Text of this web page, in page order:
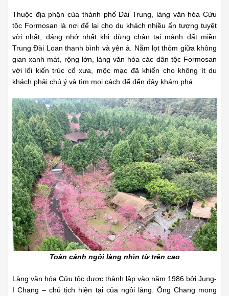
Thuộc địa phận của thành phố Đài Trung, làng văn hóa Cửu
tộc Formosan là nơi để lại cho du khách nhiều ấn tượng tuyệt
vời nhất, đáng nhớ nhất khi dừng chân tại mảnh đất miền
Trung Đài Loan thanh bình và yên ả. Nằm lọt thỏm giữa không
gian xanh mát, rộng lớn, làng văn hóa các dân tộc Formosan
với lối kiến trúc cổ xưa, mộc mạc đã khiến cho không ít du
khách phải chú ý và tìm mọi cách để đến đây khám phá.
Toàn cảnh ngôi làng nhìn từ trên cao
Làng văn hóa Cửu tộc được thành lập vào năm 1986 bởi Jung-
I Chang – chủ tịch hiện tại của ngôi làng. Ông Chang mong